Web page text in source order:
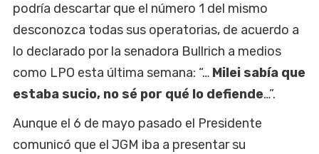
podría descartar que el número 1 del mismo
desconozca todas sus operatorias, de acuerdo a
lo declarado por la senadora Bullrich a medios
como LPO esta última semana: “… Milei sabía que
estaba sucio, no sé por qué lo defiende…”.
Aunque el 6 de mayo pasado el Presidente
comunicó que el JGM iba a presentar su